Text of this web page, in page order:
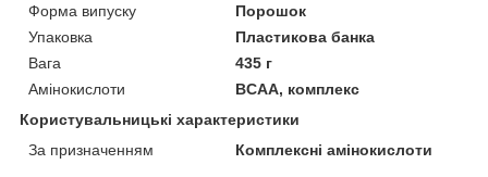
Форма випуску
Порошок
Упаковка
Пластикова банка
Вага
435 г
Амінокислоти
BCAA, комплекс
Користувальницькі характеристики
За призначенням
Комплексні амінокислоти